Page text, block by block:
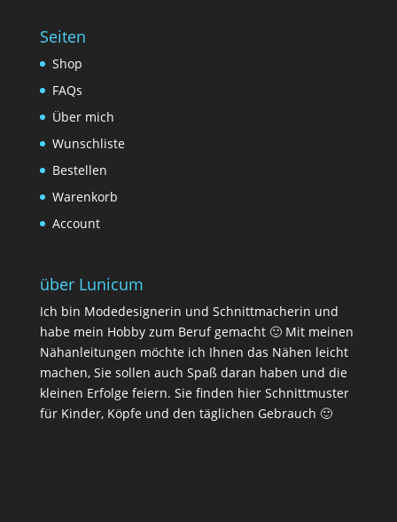
Seiten
Shop
FAQs
Über mich
Wunschliste
Bestellen
Warenkorb
Account
über Lunicum
Ich bin Modedesignerin und Schnittmacherin und
habe mein Hobby zum Beruf gemacht 🙂 Mit meinen
Nähanleitungen möchte ich Ihnen das Nähen leicht
machen, Sie sollen auch Spaß daran haben und die
kleinen Erfolge feiern. Sie finden hier Schnittmuster
für Kinder, Köpfe und den täglichen Gebrauch 🙂